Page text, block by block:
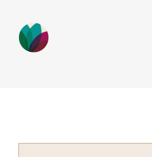
springen